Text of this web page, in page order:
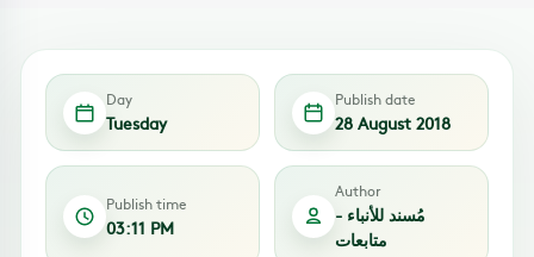
Day
Tuesday
Publish date
28 August 2018
Publish time
03:11 PM
Author
مُسند للأنباء -
متابعات